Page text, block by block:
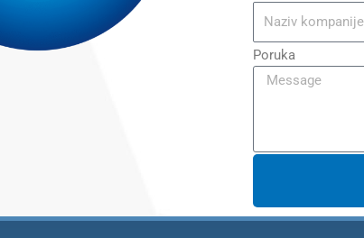
Poruka